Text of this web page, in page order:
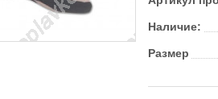
Наличие:
Размер